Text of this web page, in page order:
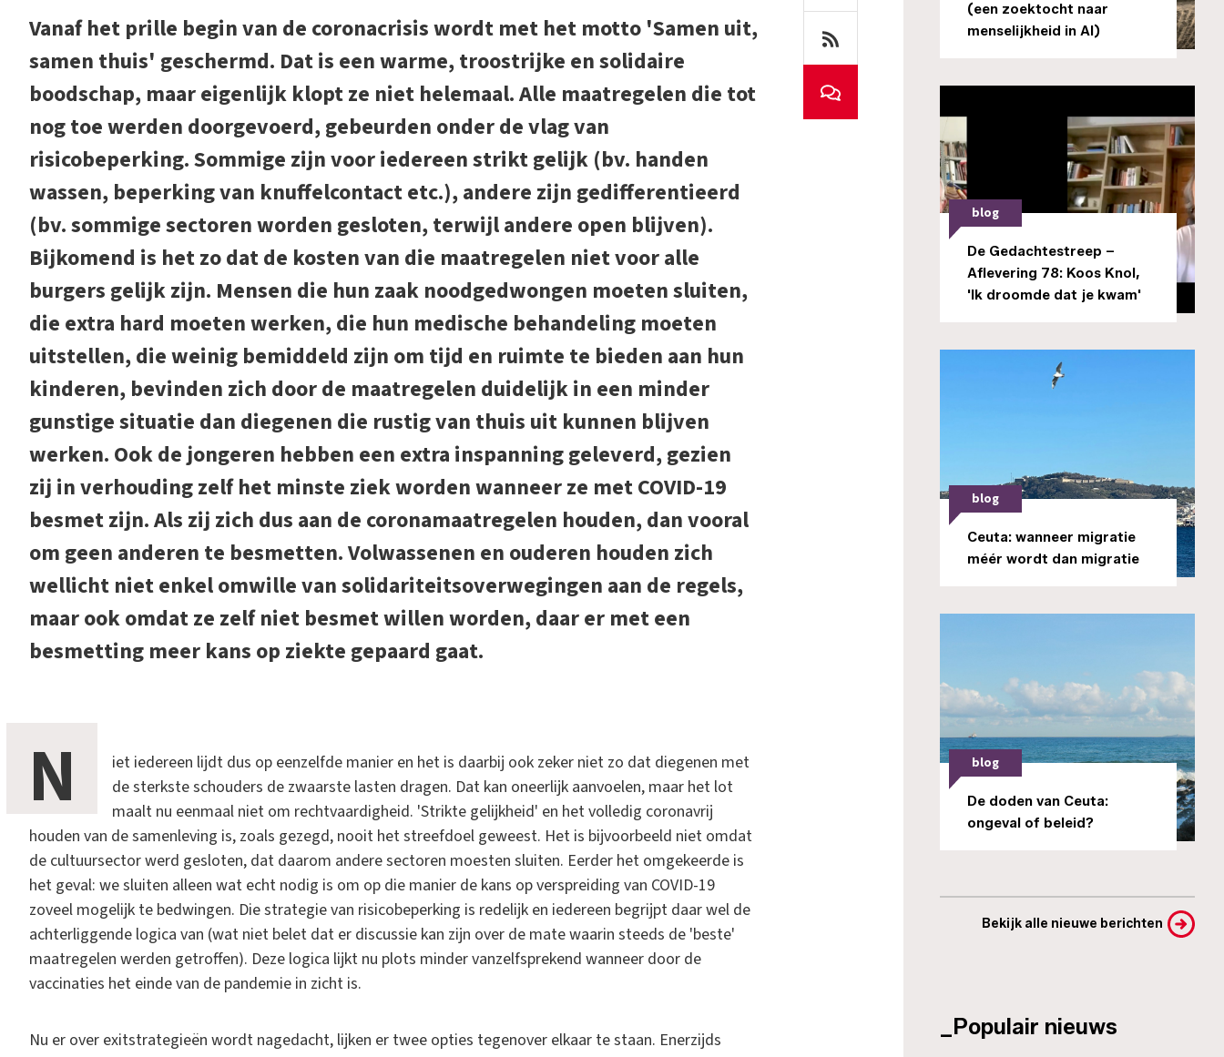
Vanaf het prille begin van de coronacrisis wordt met het motto 'Samen uit,
samen thuis' geschermd. Dat is een warme, troostrijke en solidaire
boodschap, maar eigenlijk klopt ze niet helemaal. Alle maatregelen die tot
nog toe werden doorgevoerd, gebeurden onder de vlag van
risicobeperking. Sommige zijn voor iedereen strikt gelijk (bv. handen
wassen, beperking van knuffelcontact etc.), andere zijn gedifferentieerd
(bv. sommige sectoren worden gesloten, terwijl andere open blijven).
Bijkomend is het zo dat de kosten van die maatregelen niet voor alle
burgers gelijk zijn. Mensen die hun zaak noodgedwongen moeten sluiten,
die extra hard moeten werken, die hun medische behandeling moeten
uitstellen, die weinig bemiddeld zijn om tijd en ruimte te bieden aan hun
kinderen, bevinden zich door de maatregelen duidelijk in een minder
gunstige situatie dan diegenen die rustig van thuis uit kunnen blijven
werken. Ook de jongeren hebben een extra inspanning geleverd, gezien
zij in verhouding zelf het minste ziek worden wanneer ze met COVID-19
besmet zijn. Als zij zich dus aan de coronamaatregelen houden, dan vooral
om geen anderen te besmetten. Volwassenen en ouderen houden zich
wellicht niet enkel omwille van solidariteitsoverwegingen aan de regels,
maar ook omdat ze zelf niet besmet willen worden, daar er met een
besmetting meer kans op ziekte gepaard gaat.
N
iet iedereen lijdt dus op eenzelfde manier en het is daarbij ook zeker niet zo dat diegenen met
de sterkste schouders de zwaarste lasten dragen. Dat kan oneerlijk aanvoelen, maar het lot
maalt nu eenmaal niet om rechtvaardigheid. 'Strikte gelijkheid' en het volledig coronavrij
houden van de samenleving is, zoals gezegd, nooit het streefdoel geweest. Het is bijvoorbeeld niet omdat
de cultuursector werd gesloten, dat daarom andere sectoren moesten sluiten. Eerder het omgekeerde is
het geval: we sluiten alleen wat echt nodig is om op die manier de kans op verspreiding van COVID-19
zoveel mogelijk te bedwingen. Die strategie van risicobeperking is redelijk en iedereen begrijpt daar wel de
achterliggende logica van (wat niet belet dat er discussie kan zijn over de mate waarin steeds de 'beste'
maatregelen werden getroffen). Deze logica lijkt nu plots minder vanzelfsprekend wanneer door de
vaccinaties het einde van de pandemie in zicht is.
Nu er over exitstrategieën wordt nagedacht, lijken er twee opties tegenover elkaar te staan. Enerzijds
(een zoektocht naar
menselijkheid in AI)
blog
De Gedachtestreep –
Aflevering 78: Koos Knol,
'Ik droomde dat je kwam'
blog
Ceuta: wanneer migratie
méér wordt dan migratie
blog
De doden van Ceuta:
ongeval of beleid?
Bekijk alle nieuwe berichten
_Populair nieuws